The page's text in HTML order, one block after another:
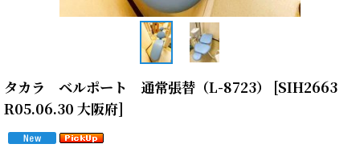
タカラ ベルポート 通常張替（L-8723） [SIH2663
R05.06.30 大阪府]